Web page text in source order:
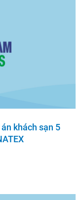
khách sạn 5